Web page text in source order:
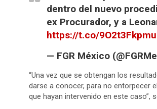
dentro del nuevo
ex Procurador, y a
https://t.co/9O2t3Fkpmu
— FGR México
“Una vez que se obtengan los
darse a conocer, para no entorpecer
que hayan intervenido en este caso”,